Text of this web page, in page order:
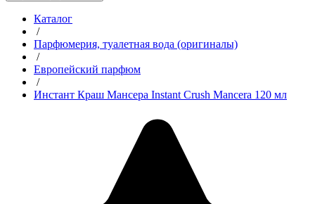
Каталог
/
Парфюмерия, туалетная вода (оригиналы)
/
Европейский парфюм
/
Инстант Краш Мансера Instant Crush Mancera 120 мл